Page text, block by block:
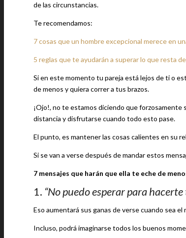
de las circunstancias.
Te recomendamos:
7 cosas que un hombre excepcional merece en
5 reglas que te ayudarán a superar lo que resta
Si en este momento tu pareja está lejos de ti o
de menos y quiera correr a tus brazos.
¡Ojo!, no te estamos diciendo que forzosamente
distancia y disfrutarse cuando todo esto pase.
El punto, es mantener las cosas calientes en su
Si se van a verse después de mandar estos
7 mensajes que harán que ella te eche de
1. “No puedo esperar para
Eso aumentará sus ganas de verse cuando sea
Incluso, podrá imaginarse todos los buenos